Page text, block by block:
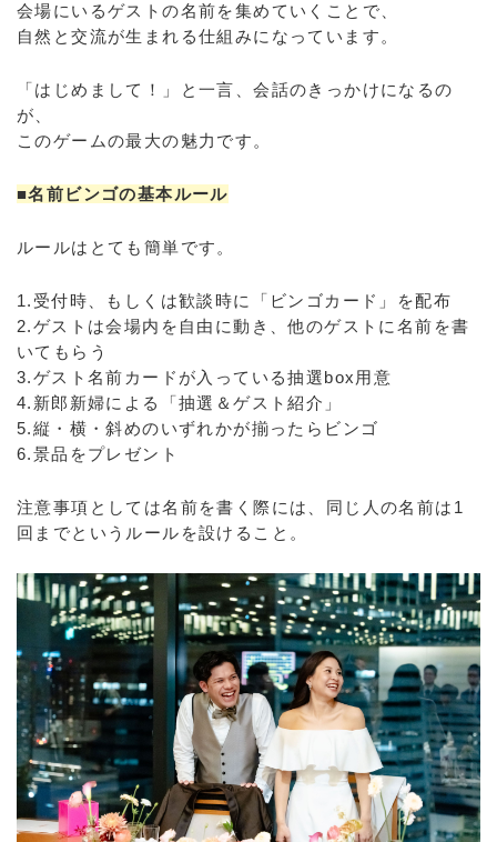
会場にいるゲストの名前を集めていくことで、
自然と交流が生まれる仕組みになっています。
「はじめまして！」と一言、会話のきっかけになるの
が、
このゲームの最大の魅力です。
■名前ビンゴの基本ルール
ルールはとても簡単です。
1.受付時、もしくは歓談時に「ビンゴカード」を配布
2.ゲストは会場内を自由に動き、他のゲストに名前を書
いてもらう
3.ゲスト名前カードが入っている抽選box用意
4.新郎新婦による「抽選＆ゲスト紹介」
5.縦・横・斜めのいずれかが揃ったらビンゴ
6.景品をプレゼント
注意事項としては名前を書く際には、同じ人の名前は1
回までというルールを設けること。